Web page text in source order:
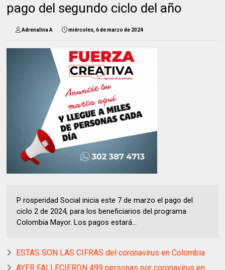
pago del segundo ciclo del año
Adrenalina A miércoles, 6 de marzo de 2024
P rosperidad Social inicia este 7 de marzo el pago del
ciclo 2 de 2024, para los beneficiarios del programa
Colombia Mayor. Los pagos estará...
ESTAS SON LAS CIFRAS del coronavirus en Colombia
AYER FALLECIERON 499 personas por coronavirus en